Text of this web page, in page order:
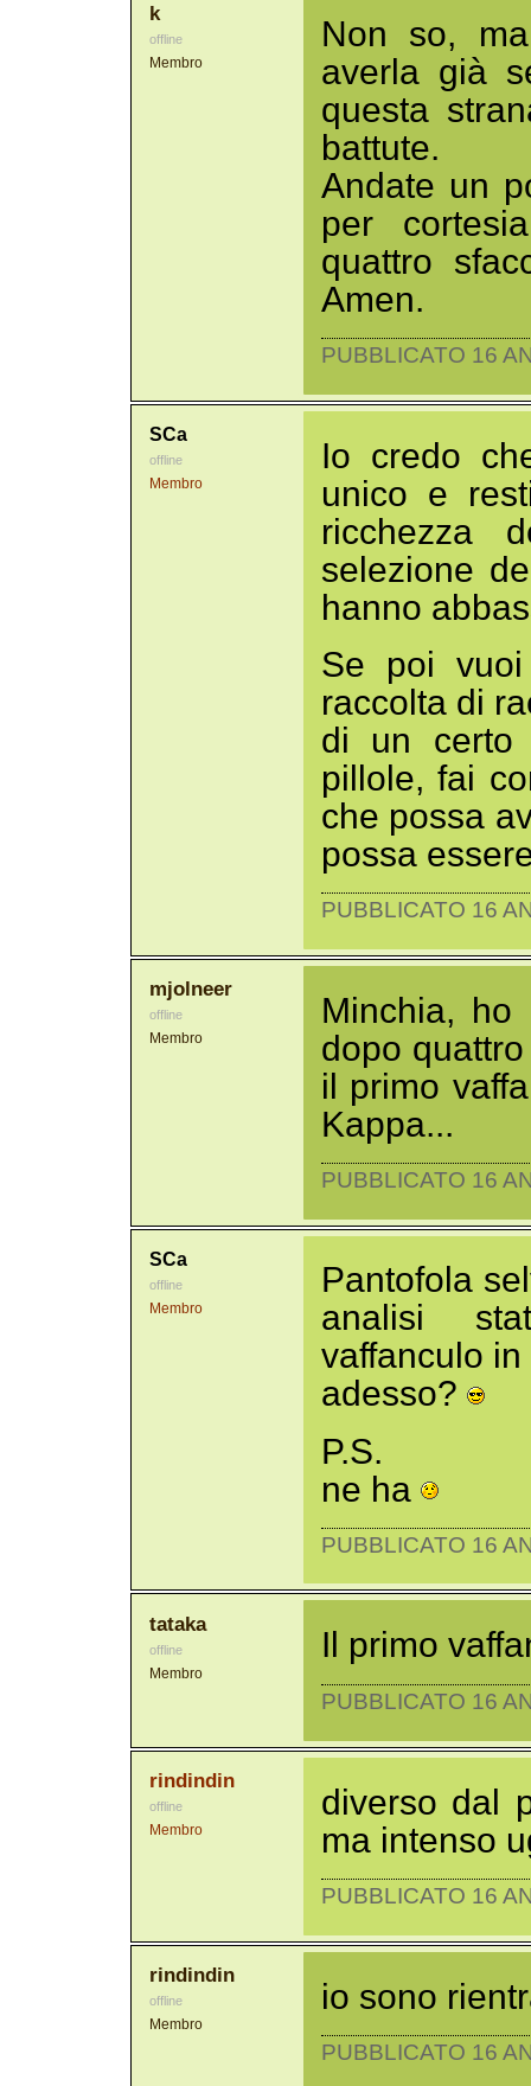
k
offline
Membro
Non so,
averla già
questa
battute.
Andate un
per
quattro
Amen.
PUBBLICATO 16
SCa
offline
Membro
Io credo
unico e
ricchezza
selezione
hanno
Se poi
raccolta di
di un certo
pillole, fai
che possa
possa
PUBBLICATO 16
mjolneer
offline
Membro
Minchia, ho
dopo
il primo
Kappa...
PUBBLICATO 16
SCa
offline
Membro
Pantofola
analisi
vaffanculo
adesso?
P.S.
ne ha
PUBBLICATO 16
tataka
offline
Membro
Il primo
PUBBLICATO 16
rindindin
offline
Membro
diverso dal
ma intenso
PUBBLICATO 16
rindindin
offline
Membro
io sono
PUBBLICATO 16